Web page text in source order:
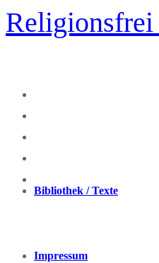
Zum
Inhalt
springen
Bibliothek / Texte
Impressum